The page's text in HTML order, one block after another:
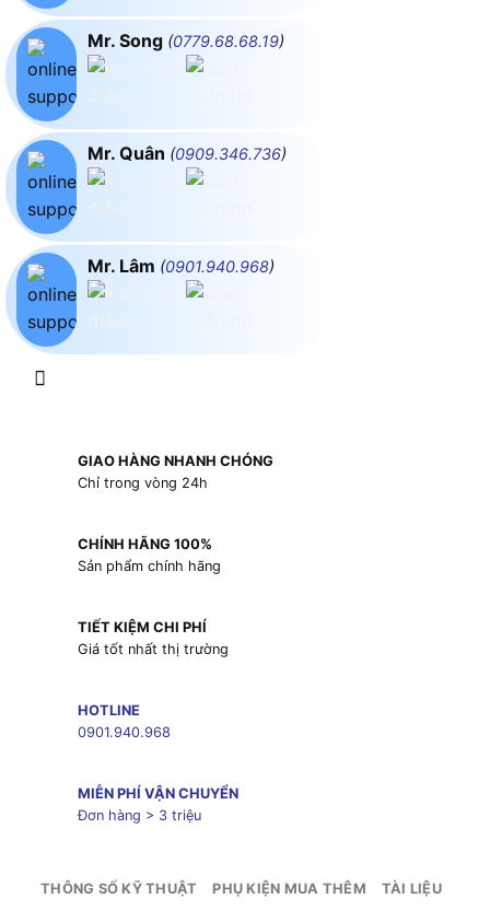
Mr. Song (0779.68.68.19)
Mr. Quân (0909.346.736)
Mr. Lâm (0901.940.968)
GIAO HÀNG NHANH CHÓNG
Chỉ trong vòng 24h
CHÍNH HÃNG 100%
Sản phẩm chính hãng
TIẾT KIỆM CHI PHÍ
Giá tốt nhất thị trường
HOTLINE
0901.940.968
MIỄN PHÍ VẬN CHUYỂN
Đơn hàng > 3 triệu
THÔNG SỐ KỸ THUẬT PHỤ KIỆN MUA THÊM TÀI LIỆU